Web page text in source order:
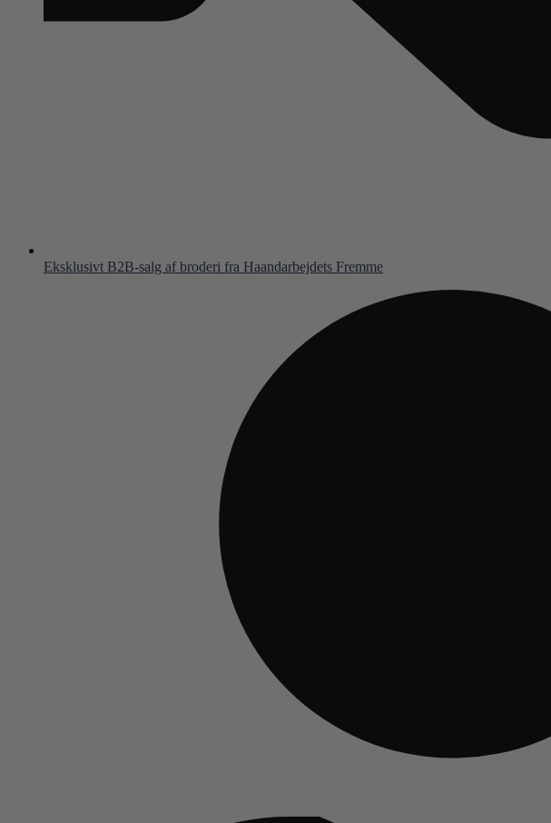
Eksklusivt B2B-salg af broderi fra Haandarbejdets Fremme